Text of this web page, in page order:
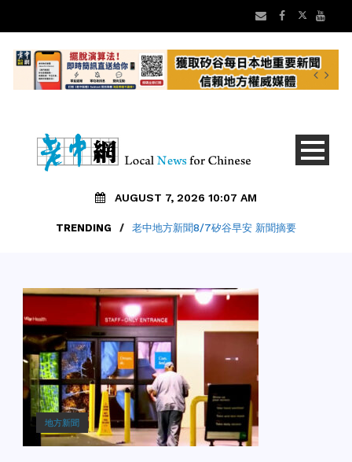
AUGUST 7, 2026 10:07 AM
TRENDING / 老中地方新聞8/7矽谷早安 新聞摘要
地方新聞